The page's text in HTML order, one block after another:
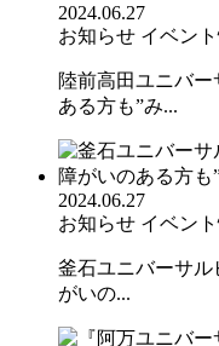
2024.06.27
お知らせ イベン
陸前高田ユニバ
ある方も”み...
2024.06.27
お知らせ イベン
釜石ユニバーサ
がいの...